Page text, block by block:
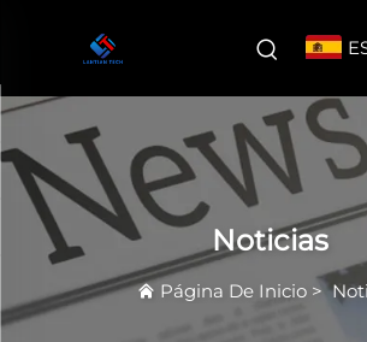
Noticias
Página De Inicio>